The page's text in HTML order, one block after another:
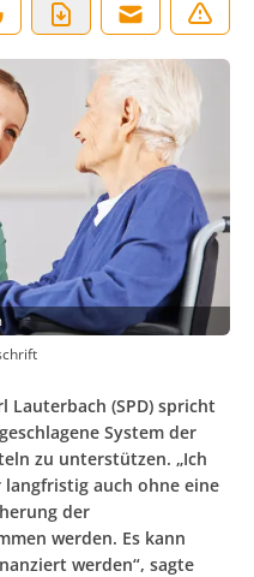
Lauterbach (SPD) spricht
System der
zu unterstützen. „Ich
auch ohne eine
der
werden. Es kann
werden“, sagte